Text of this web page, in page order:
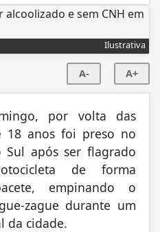
Ilustrativa
A- A+
por volta das
18 anos foi preso no
Sul após ser flagrado
de forma
empinando o
zague durante um
da cidade.